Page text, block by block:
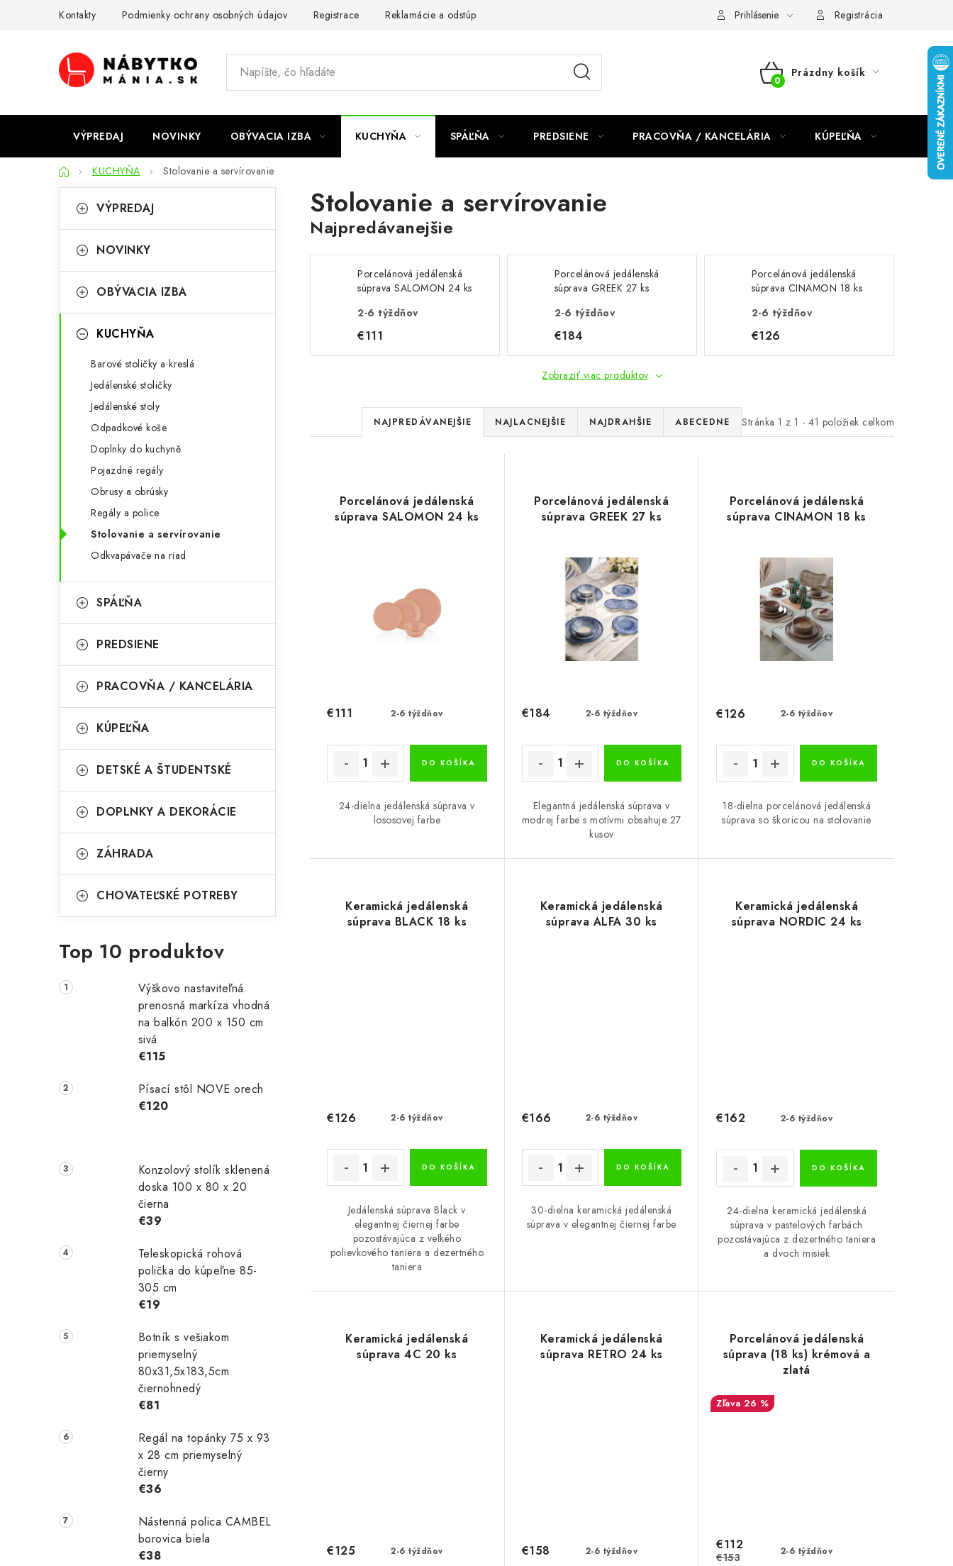
Kontakty Podmienky ochrany osobných údajov Registrace Reklamácie a odstúpenie od zmluvy Prihlásenie Registrácia
NÁKUPNÝ
Prázdny košík
VÝPREDAJ NOVINKY OBÝVACIA IZBA KUCHYŇA SPÁĽŇA PREDSIENE PRACOVŇA / KANCELÁRIA KÚPEĽŇA
DomovKUCHYŇA Stolovanie a servírovanie
o
n
ý
kategórie
a
e
ó
VÝPREDAJ
NOVINKY
OBÝVACIA IZBA
KUCHYŇA
Barové stoličky a kreslá
Jedálenské stoličky
Jedálenské stoly
Odpadkové koše
Doplnky do kuchyně
Pojazdné regály
Obrusy a obrúsky
Regály a police
Stolovanie a servírovanie
Odkvapávače na riad
SPÁĽŇA
PREDSIENE
PRACOVŇA / KANCELÁRIA
KÚPEĽŇA
DETSKÉ A ŠTUDENTSKÉ
DOPLNKY A DEKORÁCIE
ZÁHRADA
CHOVATEĽSKÉ POTREBY
Top 10 produktov
Výškovo nastaviteľná
prenosná markíza vhodná
na balkón 200 x 150 cm
sivá
€115
Písací stôl NOVE orech
€120
Konzolový stolík sklenená
doska 100 x 80 x 20
čierna
€39
Teleskopická rohová
polička do kúpeľne 85-
305 cm
€19
Botník s vešiakom
priemyselný
80x31,5x183,5cm
čiernohnedý
€81
Regál na topánky 75 x 93
x 28 cm priemyselný
čierny
€36
Nástenná polica CAMBEL
borovica biela
€38
Stolovanie a servírovanie
Najpredávanejšie
Porcelánová jedálenská
súprava SALOMON 24 ks
2-6 týždňov
€111
Porcelánová jedálenská
súprava GREEK 27 ks
2-6 týždňov
€184
Porcelánová jedálenská
súprava CINAMON 18 ks
2-6 týždňov
€126
Zobraziť viac produktov
Stránka 1 z 1 - 41 položiek celkom
R
a
e
n
p
k
t
o
NAJPREDÁVANEJŠIE NAJLACNEJŠIE NAJDRAHŠIE ABECEDNE
Porcelánová jedálenská
súprava SALOMON 24 ks
2-6 týždňov
€111
DO KOŠÍKA
24-dielna jedálenská súprava v
lososovej farbe
Porcelánová jedálenská
súprava GREEK 27 ks
2-6 týždňov
€184
DO KOŠÍKA
Elegantná jedálenská súprava v
modrej farbe s motívmi obsahuje 27
kusov
Porcelánová jedálenská
súprava CINAMON 18 ks
2-6 týždňov
€126
DO KOŠÍKA
18-dielna porcelánová jedálenská
súprava so škoricou na stolovanie
Keramická jedálenská
súprava BLACK 18 ks
2-6 týždňov
€126
DO KOŠÍKA
Jedálenská súprava Black v
elegantnej čiernej farbe
pozostávajúca z veľkého
polievkového taniera a dezertného
taniera
Keramická jedálenská
súprava ALFA 30 ks
2-6 týždňov
€166
DO KOŠÍKA
30-dielna keramická jedálenská
súprava v elegantnej čiernej farbe
Keramická jedálenská
súprava NORDIC 24 ks
2-6 týždňov
€162
DO KOŠÍKA
24-dielna keramická jedálenská
súprava v pastelových farbách
pozostávajúca z dezertného taniera
a dvoch misiek
Keramická jedálenská
súprava 4C 20 ks
2-6 týždňov
€125
Keramická jedálenská
súprava RETRO 24 ks
2-6 týždňov
€158
Porcelánová jedálenská
súprava (18 ks) krémová a
zlatá
26 %
2-6 týždňov
€112
€153